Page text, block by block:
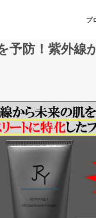
プ
音楽
ット ゲー
書籍・
予防！紫外線